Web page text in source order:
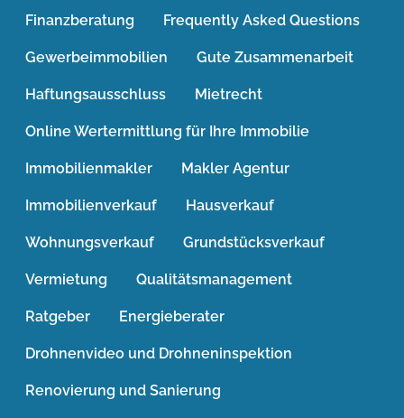
Finanzberatung Frequently Asked Questions
Gewerbeimmobilien Gute Zusammenarbeit
Haftungsausschluss Mietrecht
Online Wertermittlung für Ihre Immobilie
Immobilienmakler Makler Agentur
Immobilienverkauf Hausverkauf
Wohnungsverkauf Grundstücksverkauf
Vermietung Qualitätsmanagement
Ratgeber Energieberater
Drohnenvideo und Drohneninspektion
Renovierung und Sanierung